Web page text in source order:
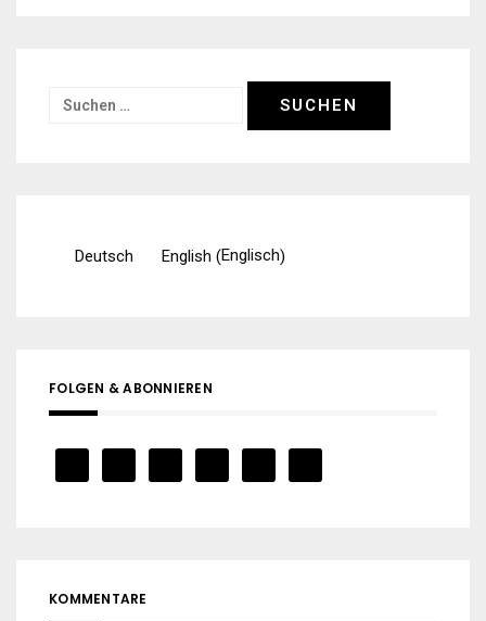
Suchen
Deutsch English (Englisch)
FOLGEN & ABONNIEREN
KOMMENTARE